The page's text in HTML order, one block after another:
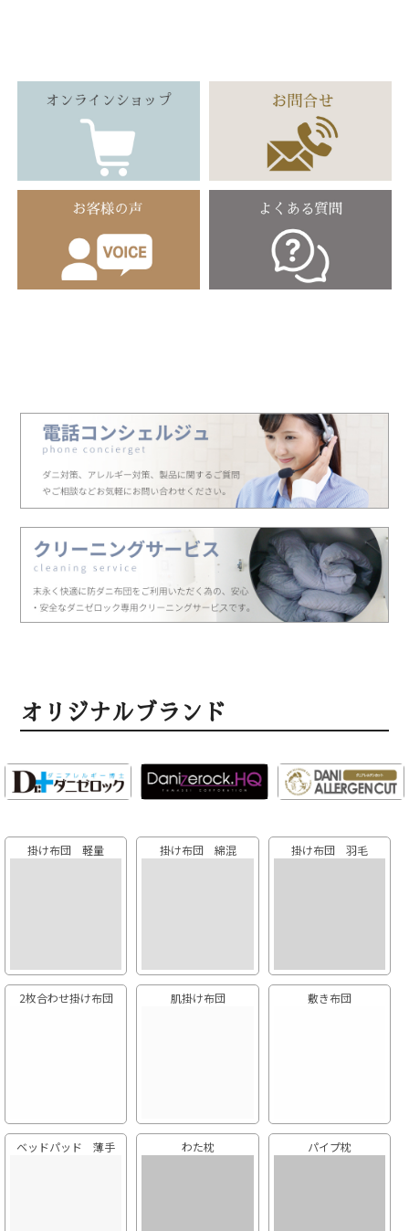
オリジナルブランド
掛け布団 軽量 掛け布団 綿混 掛け布団 羽毛
2枚合わせ掛け布団 肌掛け布団 敷き布団
ベッドパッド 薄手 わた枕 パイプ枕